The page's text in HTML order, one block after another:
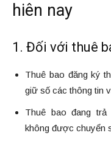
hiên nay
1. Đối với thuê
Thuê bao đăng ký
giữ số các thông tin
Thuê bao đang
không được chuyển